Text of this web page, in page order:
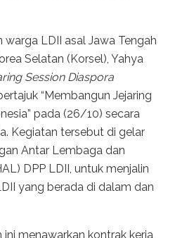
LDII asal Jawa Tengah
Selatan (Korsel), Yahya
Session Diaspora
“Membangun Jejaring
pada (26/10) secara
Kegiatan tersebut di gelar
Antar Lembaga dan
DPP LDII, untuk menjalin
yang berada di dalam dan
ini menawarkan kontrak kerja